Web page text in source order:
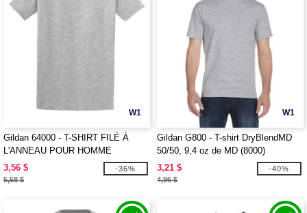
W1
Gildan 64000 - T-SHIRT FILÉ À
L'ANNEAU POUR HOMME
3,56 $
5,58 $
-36%
W1
Gildan G800 - T-shirt DryBlendMD
50/50, 9,4 oz de MD (8000)
3,21 $
4,96 $
-40%